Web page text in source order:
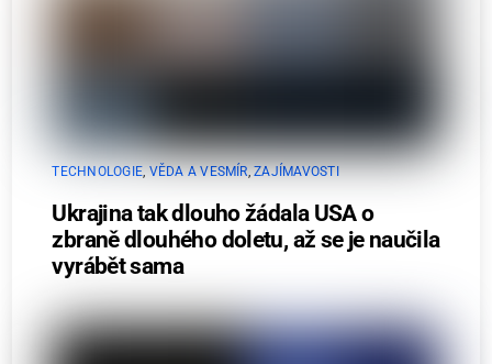
TECHNOLOGIE, VĚDA A VESMÍR,ZAJÍMAVOSTI
Ukrajina tak dlouho žádala USA o
zbraně dlouhého doletu, až se je naučila
vyrábět sama